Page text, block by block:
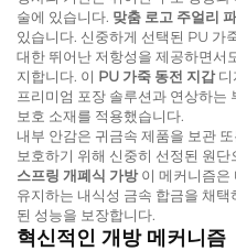
술에 있습니다. 맞춤 로고 주얼리
있습니다. 신중하게 선택된 PU 가
대한 뛰어난 저항성을 제공하면서
지합니다. 이 PU 가죽 동전 지갑
프리미엄 포장 솔루션과 연상하는
보호 소재를 적용했습니다.
내부 안감은 귀금속 제품을 보관
보호하기 위해 신중히 선정된 원
스프링 개폐식 가방이 메커니즘은
유지하는 내식성 금속 합금을 채
된 성능을 보장합니다.
혁신적인 개방 메커니즘